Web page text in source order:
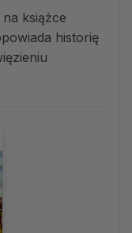
książce
historię